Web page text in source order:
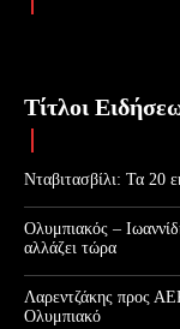
Τίτλοι
Νταβιτασβίλι: Τα 20
Ολυμπιακός –
αλλάζει τώρα
Λαρεντζάκης προς
Ολυμπιακό